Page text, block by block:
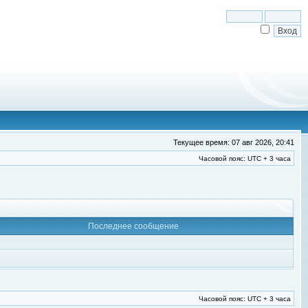
Текущее время: 07 авг 2026, 20:41
Часовой пояс: UTC + 3 часа
Последнее сообщение
Часовой пояс: UTC + 3 часа